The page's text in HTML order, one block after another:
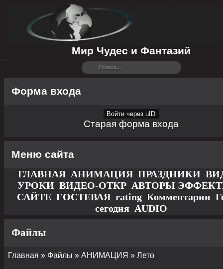
Мир Чудес и Фантазий
Форма входа
Войти через uID
Старая форма входа
Меню сайта
ГЛАВНАЯ АНИМАЦИЯ ПРАЗДНИКИ
УРОКИ ВИДЕО-ОТКР АВТОРЫ
САЙТЕ ГОСТЕВАЯ rating Комментарии
сегодня AUDIO
Файлы
Главная » Файлы » АНИМАЦИЯ » Лето